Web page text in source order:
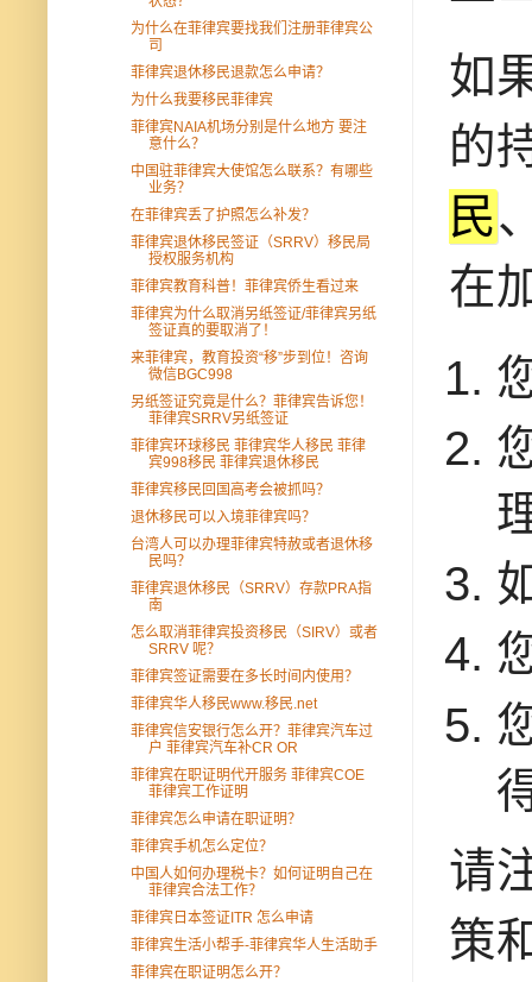
如
的
民
在
请
策
为什么在菲律宾要找我们注册菲律宾公
司
菲律宾退休移民退款怎么申请？
为什么我要移民菲律宾
菲律宾NAIA机场分别是什么地方 要注
意什么？
中国驻菲律宾大使馆怎么联系？有哪些
业务？
在菲律宾丢了护照怎么补发？
菲律宾退休移民签证（SRRV）移民局
授权服务机构
菲律宾教育科普！菲律宾侨生看过来
菲律宾为什么取消另纸签证/菲律宾另纸
签证真的要取消了！
来菲律宾，教育投资“移”步到位！咨询
微信BGC998
另纸签证究竟是什么？菲律宾告诉您！
菲律宾SRRV另纸签证
菲律宾环球移民 菲律宾华人移民 菲律
宾998移民 菲律宾退休移民
菲律宾移民回国高考会被抓吗？
退休移民可以入境菲律宾吗？
台湾人可以办理菲律宾特赦或者退休移
民吗？
菲律宾退休移民（SRRV）存款PRA指
南
怎么取消菲律宾投资移民（SIRV）或者
SRRV 呢？
菲律宾签证需要在多长时间内使用？
菲律宾华人移民www.移民.net
菲律宾信安银行怎么开？菲律宾汽车过
户 菲律宾汽车补CR OR
菲律宾在职证明代开服务 菲律宾COE
菲律宾工作证明
菲律宾怎么申请在职证明？
菲律宾手机怎么定位？
中国人如何办理税卡？如何证明自己在
菲律宾合法工作？
菲律宾日本签证ITR 怎么申请
菲律宾生活小帮手-菲律宾华人生活助手
菲律宾在职证明怎么开？